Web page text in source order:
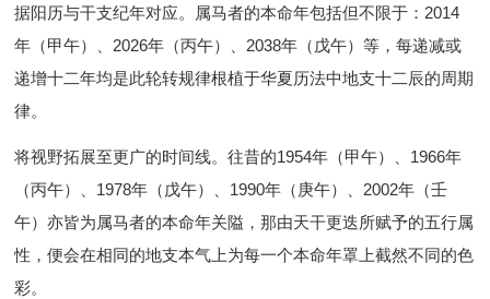
据阳历与干支纪年对应。属马者的本命年包括但不限于：2014
年（甲午）、2026年（丙午）、2038年（戊午）等，每递减或
递增十二年均是此轮转规律根植于华夏历法中地支十二辰的周期
律。
将视野拓展至更广的时间线。往昔的1954年（甲午）、1966年
（丙午）、1978年（戊午）、1990年（庚午）、2002年（壬
午）亦皆为属马者的本命年关隘，那由天干更迭所赋予的五行属
性，便会在相同的地支本气上为每一个本命年罩上截然不同的色
彩。